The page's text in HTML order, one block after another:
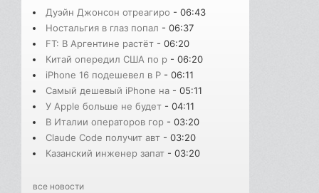
Дуэйн Джонсон отреагиро - 06:43
Ностальгия в глаз попал - 06:37
FT: В Аргентине растёт - 06:20
Китай опередил США по р - 06:20
iPhone 16 подешевел в Р - 06:11
Самый дешевый iPhone на - 05:11
У Apple больше не будет - 04:11
В Италии операторов гор - 03:20
Claude Code получит авт - 03:20
Казанский инженер запат - 03:20
все новости